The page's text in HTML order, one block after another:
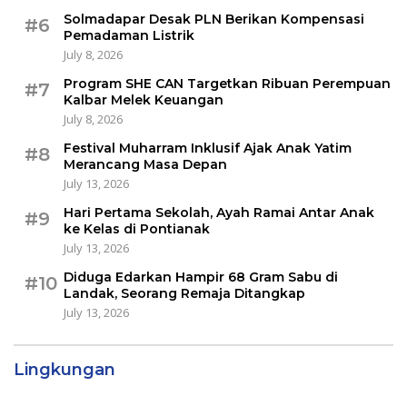
#6
Solmadapar Desak PLN Berikan Kompensasi
Pemadaman Listrik
July 8, 2026
#7
Program SHE CAN Targetkan Ribuan Perempuan
Kalbar Melek Keuangan
July 8, 2026
#8
Festival Muharram Inklusif Ajak Anak Yatim
Merancang Masa Depan
July 13, 2026
#9
Hari Pertama Sekolah, Ayah Ramai Antar Anak
ke Kelas di Pontianak
July 13, 2026
#10 Diduga Edarkan Hampir 68 Gram Sabu di
Landak, Seorang Remaja Ditangkap
July 13, 2026
Lingkungan